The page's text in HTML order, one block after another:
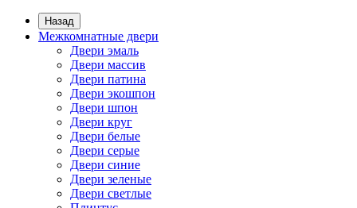
Назад
Межкомнатные двери
Двери эмаль
Двери массив
Двери патина
Двери экошпон
Двери шпон
Двери круг
Двери белые
Двери серые
Двери синие
Двери зеленые
Двери светлые